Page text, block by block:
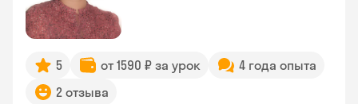
5 от 1590 ₽ за урок
4 года опыта
2 отзыва